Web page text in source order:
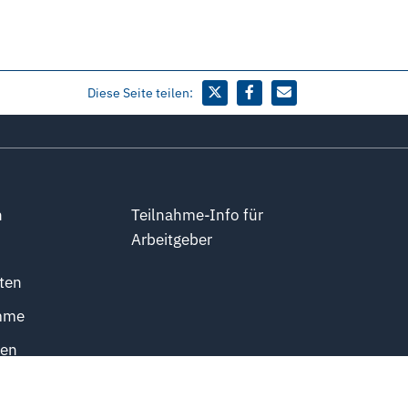
Diese Seite teilen:
Teilnahme-Info für
Arbeitgeber